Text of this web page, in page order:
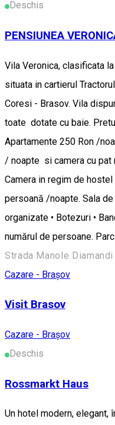
Deschis
PENSIUNEA
Vila Veronica, clasificata
situata in cartierul
Coresi - Brasov. Vila
toate dotate cu baie.
Apartamente 250 Ron /
/ noapte si camera cu pat
Camera in regim de
persoană /noapte. Sala
organizate • Botezuri •
numărul de persoane.
Strada Manole
Cazare - Brașov
Visit Brasov
Cazare - Brașov
Deschis
Rossmarkt Haus
Un hotel modern, elegant,